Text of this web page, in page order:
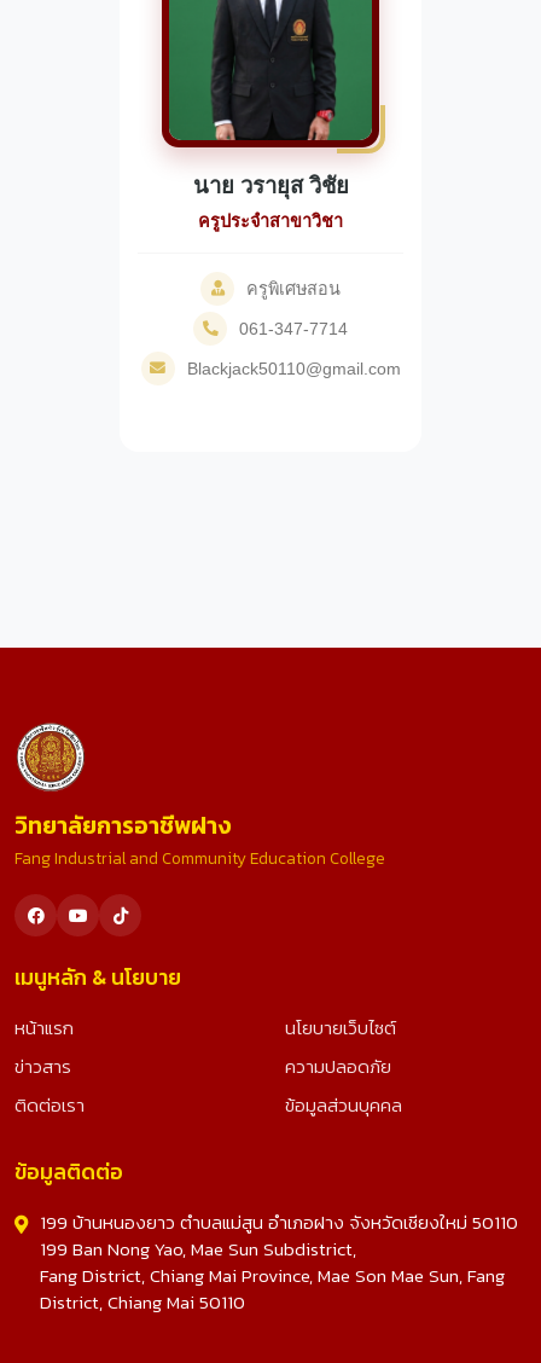
นาย วรายุส วิชัย
ครูประจำสาขาวิชา
ครูพิเศษสอน
061-347-7714
Blackjack50110@gmail.com
วิทยาลัยการอาชีพฝาง
Fang Industrial and Community Education College
เมนูหลัก & นโยบาย
หน้าแรก
ข่าวสาร
ติดต่อเรา
นโยบายเว็บไซต์
ความปลอดภัย
ข้อมูลส่วนบุคคล
ข้อมูลติดต่อ
199 บ้านหนองยาว ตำบลแม่สูน อำเภอฝาง จังหวัดเชียงใหม่ 50110
199 Ban Nong Yao, Mae Sun Subdistrict,
Fang District, Chiang Mai Province, Mae Son Mae Sun, Fang
District, Chiang Mai 50110